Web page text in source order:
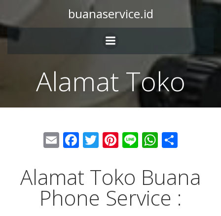
buanaservice.id
Alamat Toko
EmailFacebook
Twitter
Pinterest
Line
Alamat Toko Buana
Phone Service :